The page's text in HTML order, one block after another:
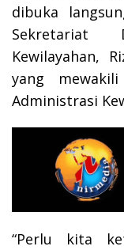
dibuka
Sekretariat
Kewilayahan,
yang
Administrasi
“Perlu kita